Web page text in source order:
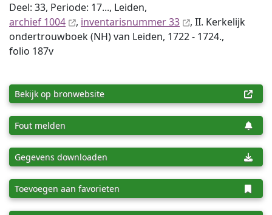
Deel: 33, Periode: 17..., Leiden,
archief 1004
, inventaris­num­mer 33
, II. Kerkelijk
ondertrouwboek (NH) van Leiden, 1722 - 1724.,
folio 187v
Bekijk op bronwebsite
Fout melden
Gegevens downloaden
Toevoegen aan favorieten